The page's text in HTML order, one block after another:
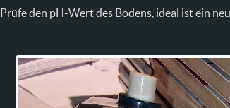
Prüfe den pH-Wert des Bodens, ideal ist ein